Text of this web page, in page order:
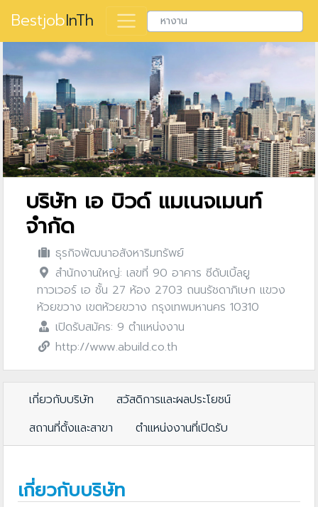
BestjobInTh
บริษัท เอ บิวด์ แมเนจเมนท์
จำกัด
ธุรกิจพัฒนาอสังหาริมทรัพย์
สำนักงานใหญ่: เลขที่ 90 อาคาร ซีดับเบิ้ลยู
ทาวเวอร์ เอ ชั้น 27 ห้อง 2703 ถนนรัชดาภิเษก แขวง
ห้วยขวาง เขตห้วยขวาง กรุงเทพมหานคร 10310
เปิดรับสมัคร: 9 ตำแหน่งงาน
http://www.abuild.co.th
เกี่ยวกับบริษัท
สวัสดิการและผลประโยชน์
สถานที่ตั้งและสาขา
ตำแหน่งงานที่เปิดรับ
เกี่ยวกับบริษัท